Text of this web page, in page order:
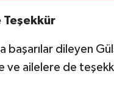
başarılar dileyen
ve ailelere de